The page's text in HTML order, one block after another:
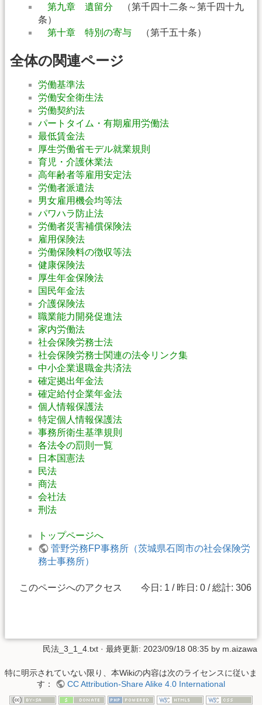
第九章 遺留分 （第千四十二条～第千四十九
条）
第十章 特別の寄与 （第千五十条）
全体の関連ページ
労働基準法
労働安全衛生法
労働契約法
パートタイム・有期雇用労働法
最低賃金法
厚生労働省モデル就業規則
育児・介護休業法
高年齢者等雇用安定法
労働者派遣法
男女雇用機会均等法
パワハラ防止法
労働者災害補償保険法
雇用保険法
労働保険料の徴収等法
健康保険法
厚生年金保険法
国民年金法
介護保険法
職業能力開発促進法
家内労働法
社会保険労務士法
社会保険労務士関連の法令リンク集
中小企業退職金共済法
確定拠出年金法
確定給付企業年金法
個人情報保護法
特定個人情報保護法
事務所衛生基準規則
各法令の罰則一覧
日本国憲法
民法
商法
会社法
刑法
トップページへ
菅野労務FP事務所（茨城県石岡市の社会保険労
務士事務所）
このページへのアクセス 今日: 1 / 昨日: 0 / 総計: 306
民法_3_1_4.txt · 最終更新: 2023/09/18 08:35 by m.aizawa
特に明示されていない限り、本Wikiの内容は次のライセンスに従いま
す：
CC Attribution-Share Alike 4.0 International